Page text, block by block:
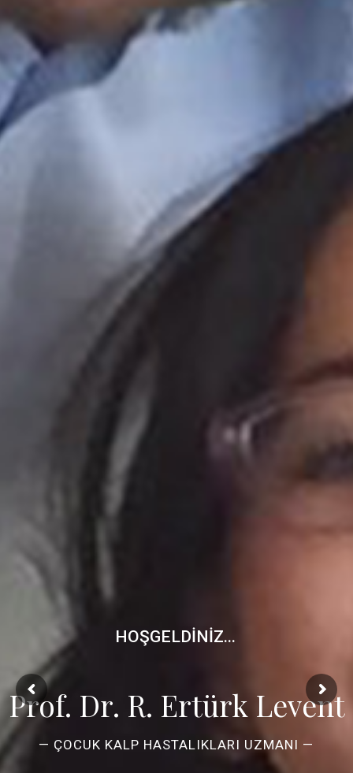
HOŞGELDINIZ...
Prof. Dr. R. Ertürk Levent
— ÇOCUK KALP HASTALIKLARI UZMANI —